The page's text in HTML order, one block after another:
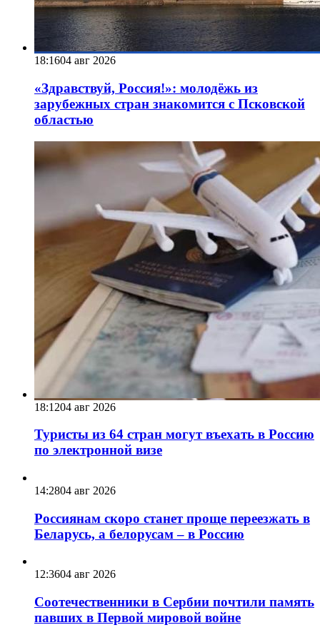
18:1604 авг 2026
«Здравствуй, Россия!»: молодёжь из
зарубежных стран знакомится с Псковской
областью
18:1204 авг 2026
Туристы из 64 стран могут въехать в Россию
по электронной визе
14:2804 авг 2026
Россиянам скоро станет проще переезжать в
Беларусь, а белорусам – в Россию
12:3604 авг 2026
Соотечественники в Сербии почтили память
павших в Первой мировой войне